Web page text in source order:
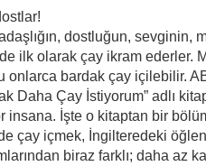
dostluğun, sevginin,
ilk olarak çay ikram ederler.
onlarca bardak çay içilebilir.
Daha Çay İstiyorum” adlı
insana. İşte o kitaptan bir
çay içmek, İngilteredeki
biraz farklı; daha az